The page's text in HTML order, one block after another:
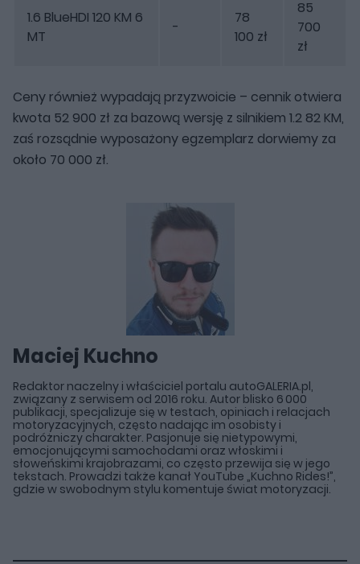
1.6 BlueHDI 120 KM 6
MT
-
78
100 zł
85
700
zł
Ceny również wypadają przyzwoicie – cennik otwiera
kwota 52 900 zł za bazową wersję z silnikiem 1.2 82 KM,
zaś rozsądnie wyposażony egzemplarz dorwiemy za
około 70 000 zł.
Maciej Kuchno
Redaktor naczelny i właściciel portalu autoGALERIA.pl,
związany z serwisem od 2016 roku. Autor blisko 6 000
publikacji, specjalizuje się w testach, opiniach i relacjach
motoryzacyjnych, często nadając im osobisty i
podróżniczy charakter. Pasjonuje się nietypowymi,
emocjonującymi samochodami oraz włoskimi i
słoweńskimi krajobrazami, co często przewija się w jego
tekstach. Prowadzi także kanał YouTube „Kuchno Rides!”,
gdzie w swobodnym stylu komentuje świat motoryzacji.